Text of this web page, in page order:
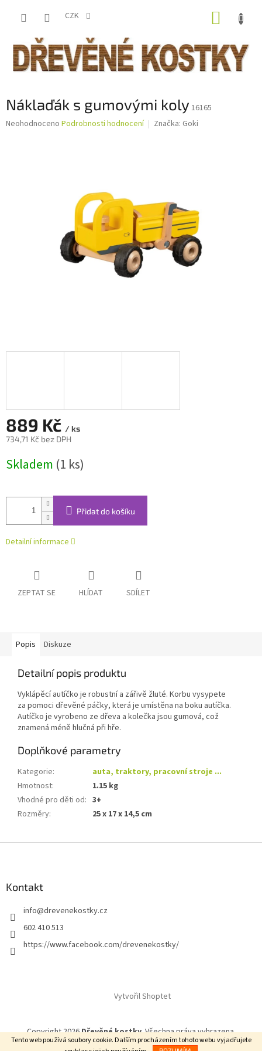
Tento web používá soubory cookie. Dalším procházením tohoto webu vyjadřujete
CZK
Náklaďák s gumovými koly 16165
Průměrné
Neohodnoceno Podrobnosti hodnocení Značka: Goki
889 Kč / ks
734,71 Kč bez DPH
cena:
Skladem (1 ks)
Přidat do košíku
Detailní informace
ZEPTAT SE HLÍDAT SDÍLET
Popis Diskuze
Detailní popis produktu
Vyklápěcí autíčko je robustní a zářivě žluté. Korbu vysypete
za pomoci dřevěné páčky, která je umístěna na boku autíčka.
Autíčko je vyrobeno ze dřeva a kolečka jsou gumová, což
znamená méně hlučná při hře.
Doplňkové parametry
Kategorie:
auta, traktory, pracovní stroje ...
Hmotnost:
1.15 kg
Vhodné pro děti od: 3+
Rozměry: 25 x 17 x 14,5 cm
Kontakt
info@drevenekostky.cz
602 410 513
https://www.facebook.com/drevenekostky/
Vytvořil Shoptet
Copyright 2026Dřevěné kostky. Všechna práva vyhrazena.